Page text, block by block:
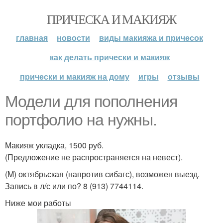
ПРИЧЕСКА И МАКИЯЖ
главная новости
виды макияжа и причесок
как делать прически и макияж
прически и макияж на дому
игры отзывы
Модели для пополнения
портфолио на нужны.
Макияж укладка, 1500 руб.
(Предложение не распространяется на невест).
(M) октябрьская (напротив сибагс), возможен выезд.
Запись в л/с или по? 8 (913) 7744114.
Ниже мои работы